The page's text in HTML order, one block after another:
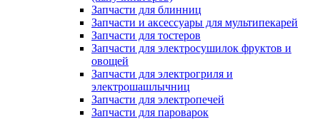
Запчасти для блинниц
Запчасти и аксессуары для мультипекарей
Запчасти для тостеров
Запчасти для электросушилок фруктов и
овощей
Запчасти для электрогриля и
электрошашлычниц
Запчасти для электропечей
Запчасти для пароварок